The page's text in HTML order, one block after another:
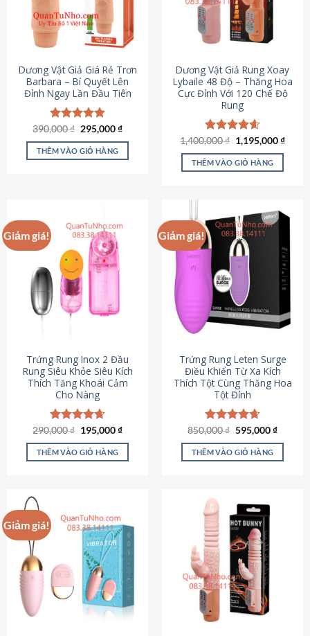
Dương Vật Giả Giá Rẻ Trơn
Barbara – Bí Quyết Lên
Đỉnh Ngay Lần Đầu Tiên
Được xếp
hạng4.90
5 sao
390,000₫ Giá
là:
390,000 ₫.
295,000₫Giá
tại
THÊM VÀO GIỎ HÀNG
Dương Vật Giả Rung Xoay
Lybaile 48 Độ – Thăng Hoa
Cực Đỉnh Với 120 Chế Độ
Rung
Được xếp
hạng4.62
5 sao
1,400,000₫ Giá
gốc
là:
1,400,000 ₫.
1,195,000₫Giá
THÊM VÀO GIỎ HÀNG
Giảm giá!
Trứng Rung Inox 2 Đầu
Rung Siêu Khỏe Siêu Kích
Thích Tăng Khoái Cảm
Cho Nàng
Được xếp
hạng4.64
5 sao
290,000₫ Giá
là:
290,000 ₫.
195,000₫Giá
tại
THÊM VÀO GIỎ HÀNG
Giảm giá!
Trứng Rung Leten Surge
Điều Khiển Từ Xa Kích
Thích Tột Cùng Thăng Hoa
Tột Đỉnh
Được xếp
hạng4.69
5 sao
850,000₫ Giá
là:
850,000 ₫.
595,000₫Giá
tại
THÊM VÀO GIỎ HÀNG
Giảm giá!